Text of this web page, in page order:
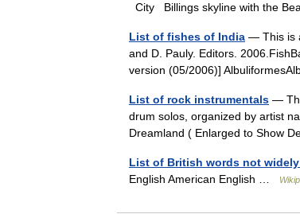
City Billings skyline with the
List of fishes of India — This is
and D. Pauly. Editors.
version (05/2006)]
List of rock instrumentals —
drum solos, organized by artist
Dreamland ( Enlarged to Show
List of British words not
English American English …